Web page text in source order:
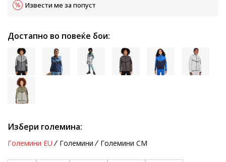
Извести ме за попуст
Достапно во повеќе бои:
Избери големина:
Големини EU Големини Големини CM